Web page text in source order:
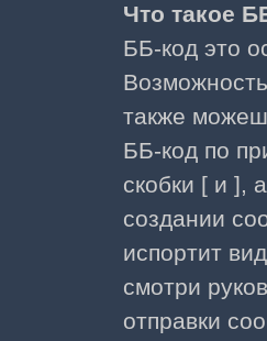
Что такое
ББ-код это
также
ББ-код по
скобки [ и ],
создании
испортит
смотри
отправки